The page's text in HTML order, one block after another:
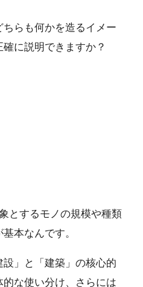
ちらも何かを造るイメー
に説明できますか？
とするモノの規模や種類
本なんです。
」と「建築」の核心的
な使い分け、さらには